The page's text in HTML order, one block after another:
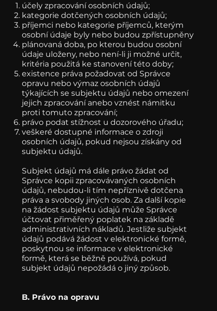
účely zpracování osobních údajů;
kategorie dotčených osobních údajů;
příjemci nebo kategorie příjemců, kterým
osobní údaje byly nebo budou zpřístupněny
plánovaná doba, po kterou budou osobní
údaje uloženy, nebo není-li ji možné určit,
kritéria použitá ke stanovení této doby;
existence práva požadovat od Správce
opravu nebo výmaz osobních údajů
týkajících se subjektu údajů nebo omezení
jejich zpracování anebo vznést námitku
proti tomuto zpracování;
právo podat stížnost u dozorového úřadu;
veškeré dostupné informace o zdroji
osobních údajů, pokud nejsou získány od
subjektu údajů.
Subjekt údajů má dále právo žádat od
Správce kopii zpracovávaných osobních
údajů, nebudou-li tím nepříznivě dotčena
práva a svobody jiných osob. Za další kopie
na žádost subjektu údajů může Správce
účtovat přiměřený poplatek na základě
administrativních nákladů. Jestliže subjekt
údajů podává žádost v elektronické formě,
poskytnou se informace v elektronické
formě, která se běžně používá, pokud
subjekt údajů nepožádá o jiný způsob.
B. Právo na opravu